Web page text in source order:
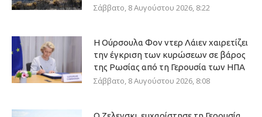
Σάββατο, 8 Αυγούστου 2026, 8:22
Η Ούρσουλα Φον ντερ Λάιεν χαιρετίζει
την έγκριση των κυρώσεων σε βάρος
της Ρωσίας από τη Γερουσία των ΗΠΑ
Σάββατο, 8 Αυγούστου 2026, 8:08